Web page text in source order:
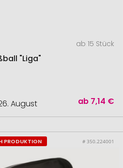
ab 15 Stück
"Liga"
ab 7,14 €
August
PRODUKTION # 350.224001